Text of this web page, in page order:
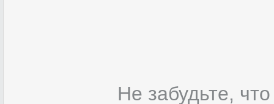
Не забудьте,